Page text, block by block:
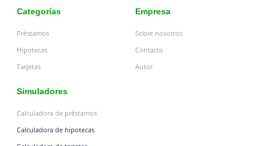
Categorías
Préstamos
Hipotecas
Tarjetas
Empresa
Sobre nosotros
Contacto
Autor
Simuladores
Calculadora de préstamos
Calculadora de hipotecas